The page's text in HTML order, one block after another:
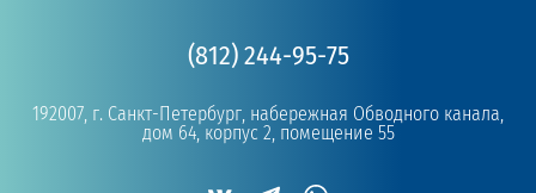
(812) 244-95-75
192007, г. Санкт-Петербург, набережная Обводного канала,
дом 64, корпус 2, помещение 55